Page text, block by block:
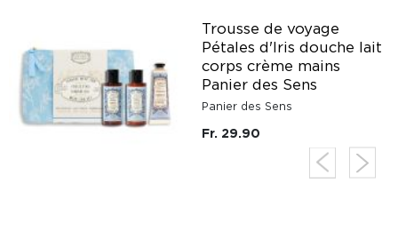
Trousse de voyage
Pétales d'Iris douche lait
corps crème mains
Panier des Sens
Panier des Sens
Fr. 29.90